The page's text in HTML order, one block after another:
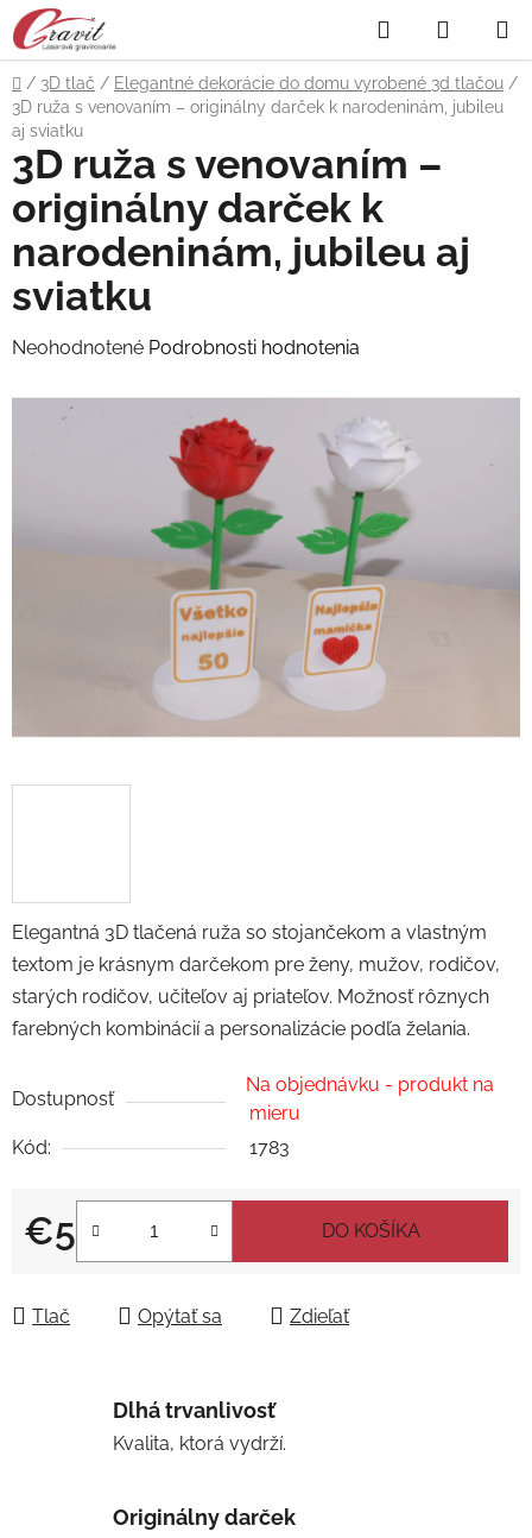
Prejsť
na
obsah
Hľadať
KOŠÍK
Domov
/ 3D tlač / Elegantné dekorácie do domu vyrobené 3d tlačou /
3D ruža s venovaním – originálny darček k narodeninám, jubileu
aj sviatku
Elegantná 3D tlačená ruža so stojančekom a vlastným
textom je krásnym darčekom pre ženy, mužov, rodičov,
starých rodičov, učiteľov aj priateľov. Možnosť rôznych
farebných kombinácií a personalizácie podľa želania.
Dostupnosť
Na objednávku - produkt na
mieru
Kód:
1783
€5
Jednotková cena:
DO KOŠÍKA
Tlač Opýtať sa Zdieľať
3D ruža s venovaním –
originálny darček k
narodeninám, jubileu aj
sviatku
Priemerné
produktu
Neohodnotené Podrobnosti hodnotenia
Dlhá trvanlivosť
Kvalita, ktorá vydrží.
Originálny darček